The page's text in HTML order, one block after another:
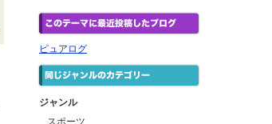
ピュアログ
ジャンル
スポーツ